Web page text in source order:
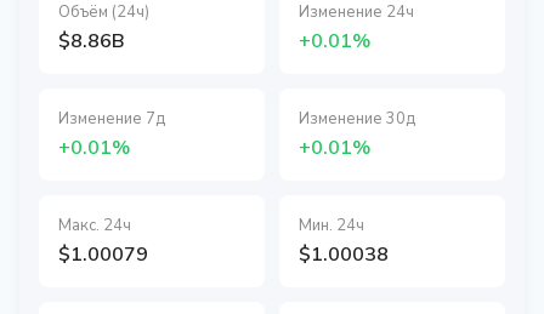
Объём (24ч)
$8.86B
Изменение 24ч
+0.01%
Изменение 7д
+0.01%
Изменение 30д
+0.01%
Макс. 24ч
$1.00079
Мин. 24ч
$1.00038